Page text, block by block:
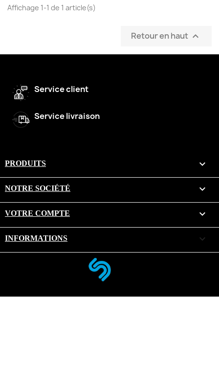
Affichage 1-1 de 1 article(s)
Retour en haut 
Service client
Service livraison
PRODUITS 
NOTRE SOCIÉTÉ 
VOTRE COMPTE 
INFORMATIONS keyboard_arrow_down